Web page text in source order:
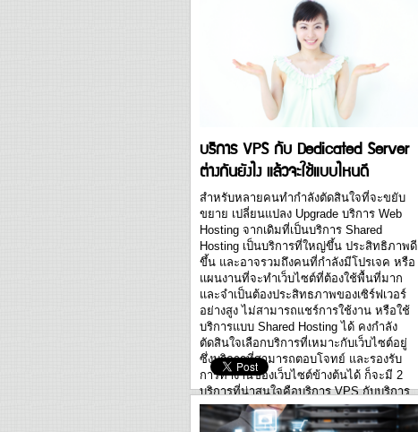
ตนเอง หน้าที่หลักมีเพียงหาลูกค้า และ
จัดสรร บริหารจัดการพื้นที่เว็บโฮสติ้งที่ซื้อ
บริการมา เพื่อแบ่งให้กับลูกค้า ทำให้เกิด
ความคุ้มค่า และกำไรสูงสุด Reseller...
บริการ VPS กับ Dedicated Server
ต่างกันยังไง แล้วจะใช้แบบไหนดี
สำหรับหลายคนทำกำลังตัดสินใจที่จะขยับ
ขยาย เปลี่ยนแปลง Upgrade บริการ Web
Hosting จากเดิมที่เป็นบริการ Shared
Hosting เป็นบริการที่ใหญ่ขึ้น ประสิทธิภาพดี
ขึ้น และอาจรวมถึงคนที่กำลังมีโปรเจค หรือ
แผนงานที่จะทำเว็บไซต์ที่ต้องใช้พื้นที่มาก
และจำเป็นต้องประสิทธภาพของเซิร์ฟเวอร์
อย่างสูง ไม่สามารถแชร์การใช้งาน หรือใช้
บริการแบบ Shared Hosting ได้ คงกำลัง
ตัดสินใจเลือกบริการที่เหมาะกับเว็บไซต์อยู่
ซึ่งบริการที่สามารถตอบโจทย์ และรองรับ
การทำงานของเว็บไซต์ข้างต้นได้ ก็จะมี 2
บริการที่น่าสนใจคือบริการ VPS กับบริการ
Dedicated Server ก่อนอื่นเรามาทำความ
รู้จัก 2 บริการนี้คร่าวๆ ก่อน บริการ VPS